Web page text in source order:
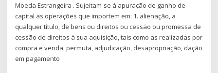
Moeda Estrangeira . Sujeitam-se à apuração de ganho de
capital as operações que importem em: 1. alienação, a
qualquer título, de bens ou direitos ou cessão ou promessa de
cessão de direitos à sua aquisição, tais como as realizadas por
compra e venda, permuta, adjudicação, desapropriação, dação
em pagamento